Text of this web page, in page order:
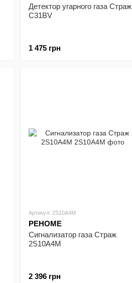
Детектор угарного газа Страж
C31BV
1 475 грн
Артикул: 2S10A4M
РЕНОМЕ
Сигнализатор газа Страж
2S10A4M
2 396 грн